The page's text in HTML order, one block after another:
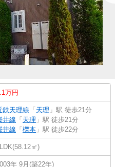
万円
鉄天理線 「 天理 」駅 徒歩21分
井線 「 天理 」駅 徒歩21分
井線 「 櫟本 」駅 徒歩22分
㎡)
年 9月(築22年)